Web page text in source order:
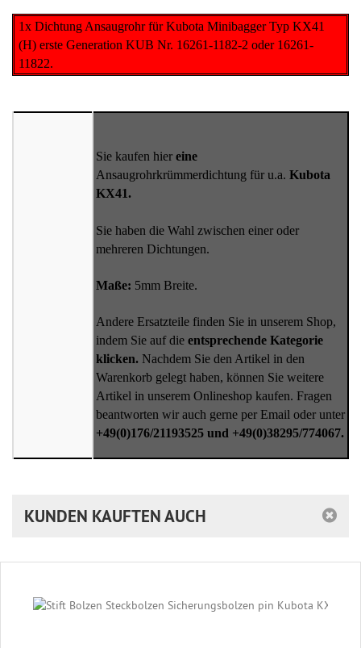
1x Dichtung Ansaugrohr für Kubota Minibagger Typ KX41
(H) erste Generation KUB Nr. 16261-1182-2 oder 16261-
11822.
Sie kaufen hier eine
Ansaugrohrkrümmerdichtung für u.a. Kubota
KX41.
Sie haben die Wahl zwischen einer oder
mehreren Dichtungen.
Maße: 5mm Breite.
Andere Ersatzteile finden Sie in unserem Shop,
indem Sie auf die entsprechende Kategorie
klicken. Nachdem Sie den Artikel in den
Warenkorb gelegt haben, können Sie weitere
Artikel in unserem Onlineshop kaufen. Fragen
beantworten wir auch gerne per Email oder unter
+49(0)176/21193525 und +49(0)38295/774067.
KUNDEN KAUFTEN AUCH